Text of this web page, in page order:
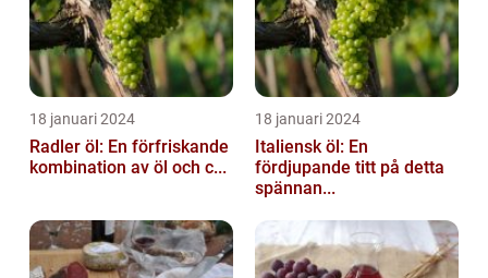
18 januari 2024
Radler öl: En förfriskande
kombination av öl och c...
18 januari 2024
Italiensk öl: En
fördjupande titt på detta
spännan...